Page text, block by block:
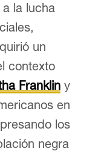
la lucha
un
contexto
Frankliny
en
los
negra